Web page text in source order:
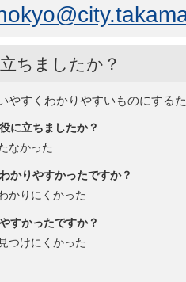
ちましたか？
やすくわかりやすいものにする
に立ちましたか？
なかった
かりやすかったですか？
かりにくかった
すかったですか？
見つけにくかった